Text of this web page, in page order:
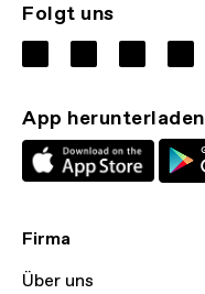
Folgt uns
App herunterladen
Firma
Über uns